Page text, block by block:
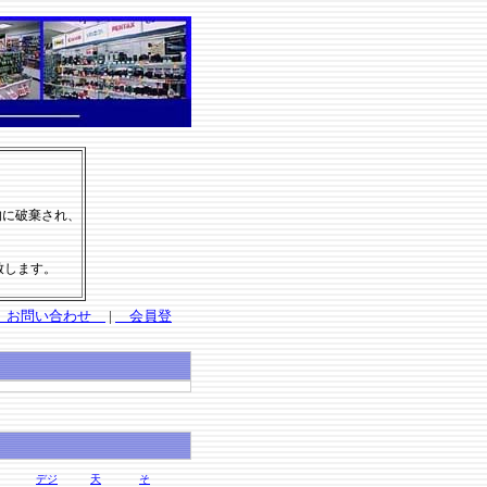
破棄され、
ます。
お問い合わせ |
会員登
デジ
天
そ